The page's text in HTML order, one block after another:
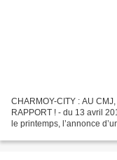
CHARMOY-CITY : AU
RAPPORT ! - du 13 avril
le printemps, l’annonce